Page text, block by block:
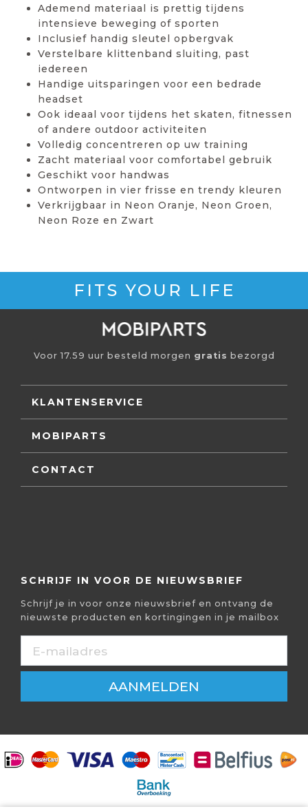
Ademend materiaal is prettig tijdens
intensieve beweging of sporten
Inclusief handig sleutel opbergvak
Verstelbare klittenband sluiting, past
iedereen
Handige uitsparingen voor een bedrade
headset
Ook ideaal voor tijdens het skaten, fitnessen
of andere outdoor activiteiten
Volledig concentreren op uw training
Zacht materiaal voor comfortabel gebruik
Geschikt voor handwas
Ontworpen in vier frisse en trendy kleuren
Verkrijgbaar in Neon Oranje, Neon Groen,
Neon Roze en Zwart
FITS YOUR LIFE
Voor 17.59 uur besteld morgen gratis bezorgd
KLANTENSERVICE
MOBIPARTS
CONTACT
SCHRIJF IN VOOR DE NIEUWSBRIEF
Schrijf je in voor onze nieuwsbrief en ontvang de
nieuwste producten en kortingingen in je mailbox
AANMELDEN